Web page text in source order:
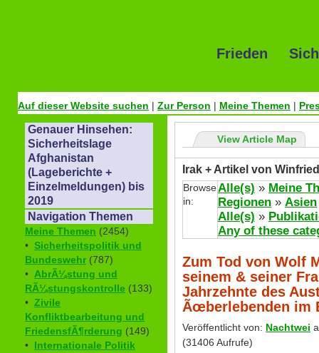
Frieden
Auf dieser Website suchen | Zur Person | Meine Themen |
Genauer Hinsehen:
Sicherheitslage
Afghanistan
(Lageberichte +
Einzelmeldungen) bis
2019
Navigation Themen
Meine Themen (2454)
• Sicherheitspolitik und
Bundeswehr (787)
• AbrÃ¼stung und
RÃ¼stungskontrolle (133)
• Zivile
Konfliktbearbeitung und
FriedensfÃ¶rderung (149)
• Internationale Politik
View Article Map
Irak + Artikel von
Browse
in:
Alle(s) » Meine
Regionen » Asien
Alle(s) »
Any of these
Zum Tod von Wolf
seinem & seiner
Jahrzehnte des
Ãœberlebenden im
Veröffentlicht von: Nachtwei
(31406 Aufrufe)